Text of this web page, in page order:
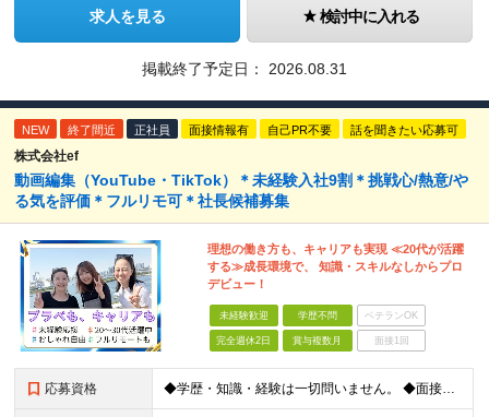
求人を見る 検討中に入れる
掲載終了予定日： 2026.08.31
NEW 終了間近 正社員 面接情報有 自己PR不要 話を聞きたい応募可
株式会社ef
動画編集（YouTube・TikTok）＊未経験入社9割＊挑戦心/熱意/や
る気を評価＊フルリモ可＊社長候補募集
理想の働き方も、キャリアも実現 ≪20代が活躍
する≫成長環境で、 知識・スキルなしからプロ
デビュー！
未経験歓迎 学歴不問 ベテランOK
完全週休2日 賞与複数月 面接1回
応募資格 ◆学歴・知識・経験は一切問いません。 ◆面接は「履歴書」「実務経験」「スーツ」不要。 「意欲」「人柄」重視の採用です。 やる気のある方を広く受け入れ、 努力や結果に報いる組織を作ります。 ミスマッ